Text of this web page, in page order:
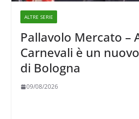
ALTRE SERIE
Pallavolo Mercato –
Carnevali è un
di Bologna
09/08/2026